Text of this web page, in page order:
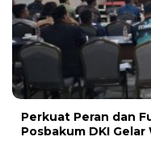
Perkuat Peran dan
Posbakum DKI